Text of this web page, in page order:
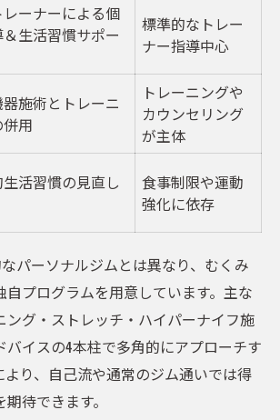
ーナーによる個
生活習慣サポー
標準的なトレー
ナー指導中心
施術とトレーニ
併用
トレーニングや
カウンセリング
が主体
活習慣の見直し
食事制限や運動
強化に依存
パーソナルジムとは異なり、むくみ
自プログラムを用意しています。主な
ング・ストレッチ・ハイパーナイフ施
バイスの4本柱で多角的にアプローチす
より、自己流や通常のジム通いでは得
待できます。